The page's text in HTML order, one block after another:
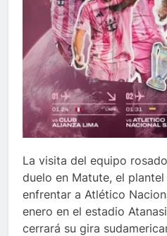
La visita del equipo
duelo en Matute, el
enfrentar a Atlético
enero en el estadio
cerrará su gira